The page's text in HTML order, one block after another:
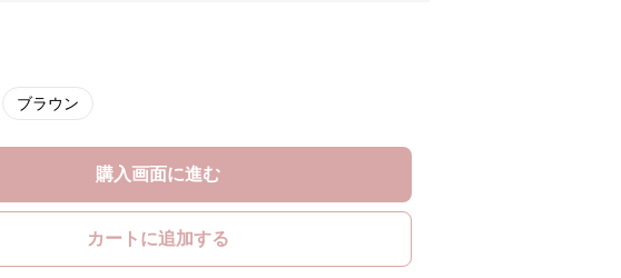
ブラウン
購入画面に進む
カートに追加する